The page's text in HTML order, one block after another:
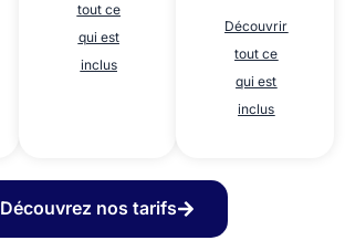
tout ce
qui est
inclus
Découvrir
tout ce
qui est
inclus
Découvrez nos tarifs